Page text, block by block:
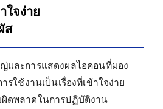
ใจง่าย
ส
และการแสดงผลไอคอนที่มอง
รใช้งานเป็นเรื่องที่เข้าใจง่าย
ดพลาดในการปฏิบัติงาน